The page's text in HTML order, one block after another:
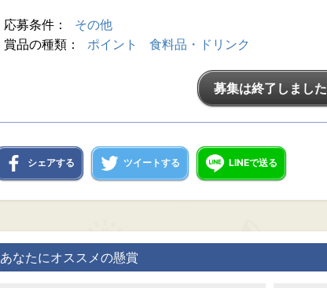
応募条件：
その他
賞品の種類：
ポイント 食料品・ドリンク
募集は終了しました
シェアする ツイートする LINEで送る
あなたにオススメの懸賞